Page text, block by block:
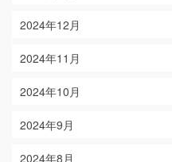
2024年12月
2024年11月
2024年10月
2024年9月
2024年8月